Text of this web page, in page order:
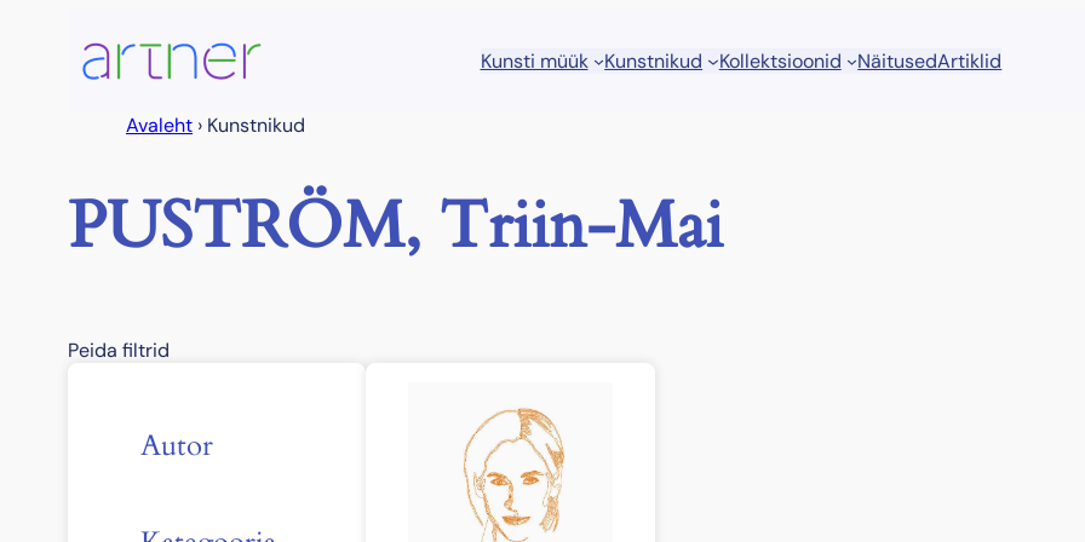
Kunsti müük Kunstnikud Kollektsioonid NäitusedArtiklid
Avaleht › Kunstnikud
PUSTRÖM, Triin-Mai
Peida filtrid
Autor